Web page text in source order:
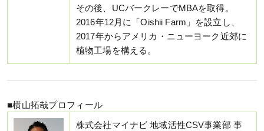
その後、UCバークレーでMBAを取得。
2016年12月に「Oishii Farm」を設立し、
2017年からアメリカ・ニューヨーク近郊に
植物工場を構える。
■横山拓哉プロフィール
株式会社マイナビ 地域活性CSV事業部 事